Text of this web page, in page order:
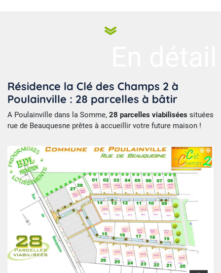
Résidence la Clé des Champs 2 à
Poulainville : 28 parcelles à bâtir
A Poulainville dans la Somme, 28 parcelles viabilisées situées
rue de Beauquesne prêtes à accueillir votre future maison !